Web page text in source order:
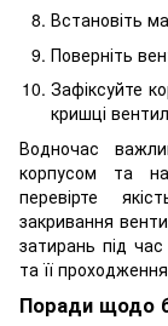
Встановіть
Поверніть
Зафіксуйте
кришці
Водночас
корпусом та
перевірте
закривання
затирань під
та її
Поради щодо